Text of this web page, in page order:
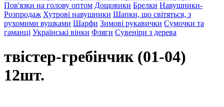
Пов'язки на голову оптом Дощовики Брелки Навушники-
Розпродаж Хутрові навушники Шапки, що світяться, з
рухомими вушками Шарфи Зимові рукавички Сумочки та
гаманці Українські вінки Фляги Сувеніри з дерева
твістер-гребінчик (01-04)
12шт.